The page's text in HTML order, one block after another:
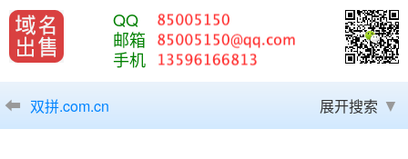
QQ
邮箱
手机
双拼.com.cn 展开搜索